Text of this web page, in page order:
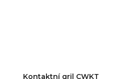
Kontaktní gril CWKT